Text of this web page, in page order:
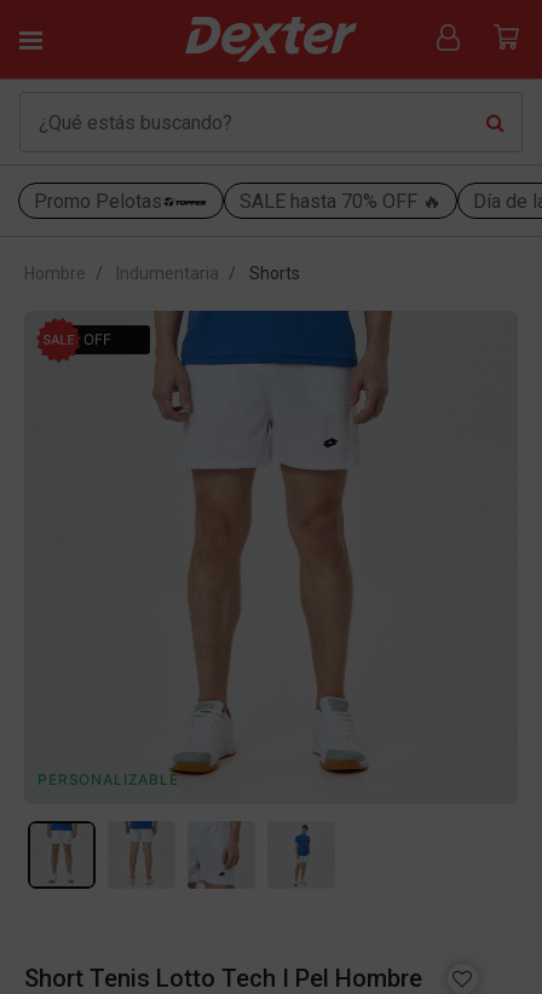
Promo Pelotas SALE hasta 70% OFF 🔥 Día de
Hombre Indumentaria Shorts
30% OFF
PERSONALIZABLE
Short Tenis Lotto Tech I Pel Hombre